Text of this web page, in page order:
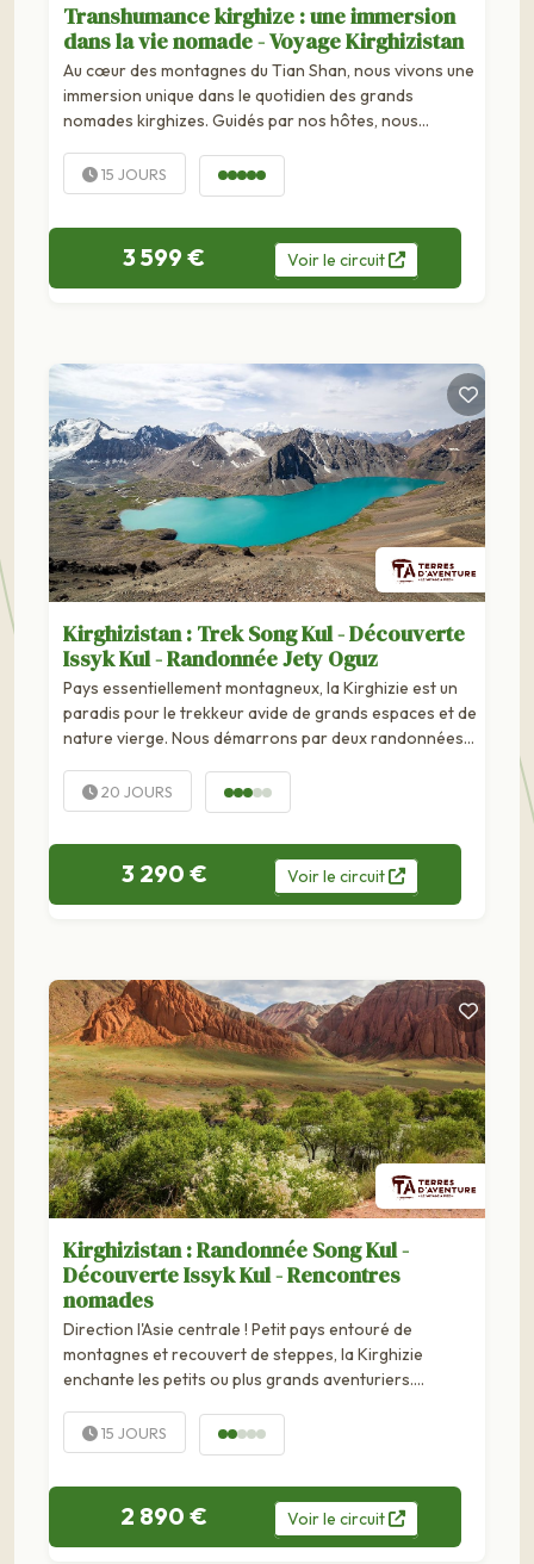
Transhumance kirghize : une immersion
dans la vie nomade - Voyage Kirghizistan
Au cœur des montagnes du Tian Shan, nous vivons une
immersion unique dans le quotidien des grands
nomades kirghizes. Guidés par nos hôtes, nous
clé...15 JOURS
3 599 € Voirle circuit
Kirghizistan : Trek Song Kul - Découverte
Issyk Kul - Randonnée Jety Oguz
Pays essentiellement montagneux, la Kirghizie est un
paradis pour le trekkeur avide de grands espaces et de
nature vierge. Nous démarrons par deux randonnées
cœur des falaises de...
20 JOURS
3 290 € Voirle circuit
Kirghizistan : Randonnée Song Kul -
Découverte Issyk Kul - Rencontres
nomades
Direction l'Asie centrale ! Petit pays entouré de
montagnes et recouvert de steppes, la Kirghizie
enchante les petits ou plus grands aventuriers.
permettent de nous...
15 JOURS
2 890 € Voirle circuit